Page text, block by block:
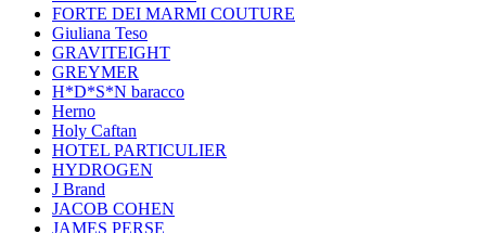
FORTE DEI MARMI COUTURE
Giuliana Teso
GRAVITEIGHT
GREYMER
H*D*S*N baracco
Herno
Holy Caftan
HOTEL PARTICULIER
HYDROGEN
J Brand
JACOB COHEN
JAMES PERSE